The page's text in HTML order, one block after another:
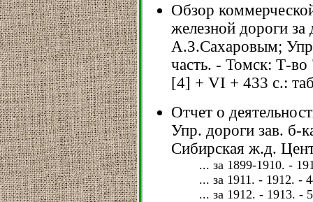
Обзор
железной дороги за
А.З.Сахаровым;
часть. - Томск: Т-
[4] + VI + 433 с.:
Отчет о
Упр. дороги зав.
Сибирская ж.д.
... за 1899-1910. -
... за 1911. - 1912. -
... за 1912. - 1913. -